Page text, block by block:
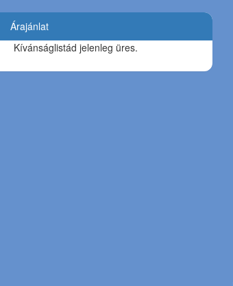
Árajánlat
Kívánságlistád jelenleg üres.